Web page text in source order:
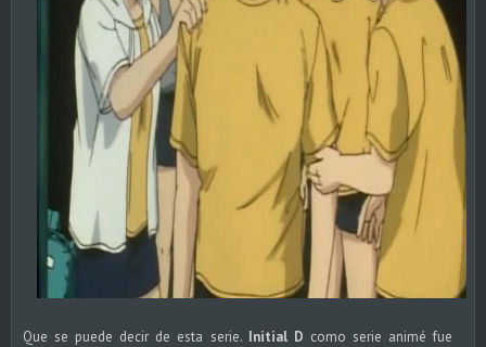
Que se puede decir de esta serie. Initial D como serie animé fue